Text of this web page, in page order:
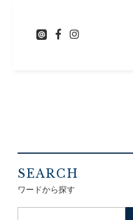
SEARCH
ワードから探す